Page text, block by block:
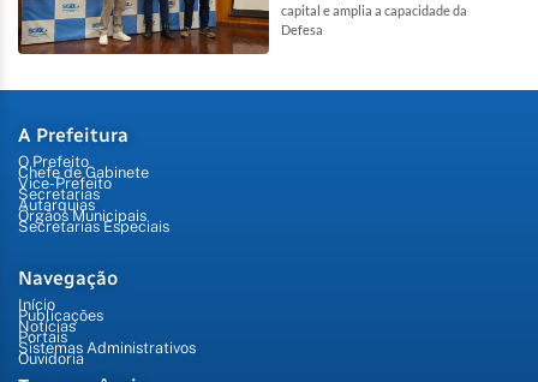
capital e amplia a capacidade da
Defesa
A Prefeitura
O Prefeito
Chefe de Gabinete
Vice-Prefeito
Secretarias
Autarquias
Órgãos Municipais
Secretarias Especiais
Navegação
Início
Publicações
Notícias
Portais
Sistemas Administrativos
Ouvidoria